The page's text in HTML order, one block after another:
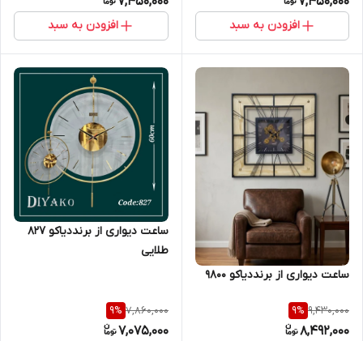
افزودن به سبد افزودن به سبد
ساعت دیواری از برنددیاکو 9800
9,430,000
9%
8,492,000
ساعت دیواری از برنددیاکو 827
طلایی
7,860,000
9%
7,075,000